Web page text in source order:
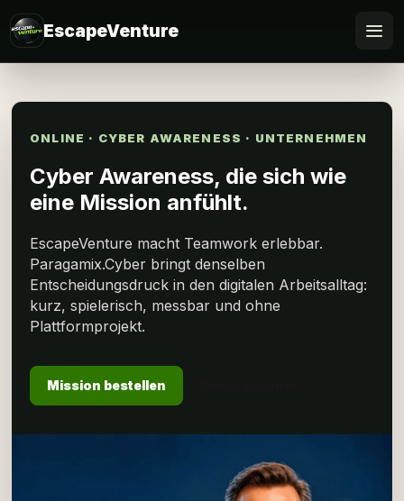
EscapeVenture
Gutschein
@Home
FAQ
ONLINE · CYBER AWARENESS · UNTERNEHMEN
Cyber Awareness, die sich wie
eine Mission anfühlt.
EscapeVenture macht Teamwork erlebbar.
Paragamix.Cyber bringt denselben
Entscheidungsdruck in den digitalen Arbeitsalltag:
kurz, spielerisch, messbar und ohne
Plattformprojekt.
Mission bestellen